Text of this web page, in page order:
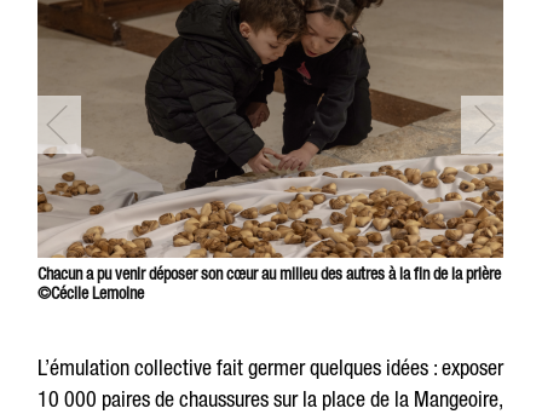
Chacun a pu venir déposer son cœur au milieu des autres à la fin de la prière
©Cécile Lemoine
L’émulation collective fait germer quelques idées : exposer
10 000 paires de chaussures sur la place de la Mangeoire,